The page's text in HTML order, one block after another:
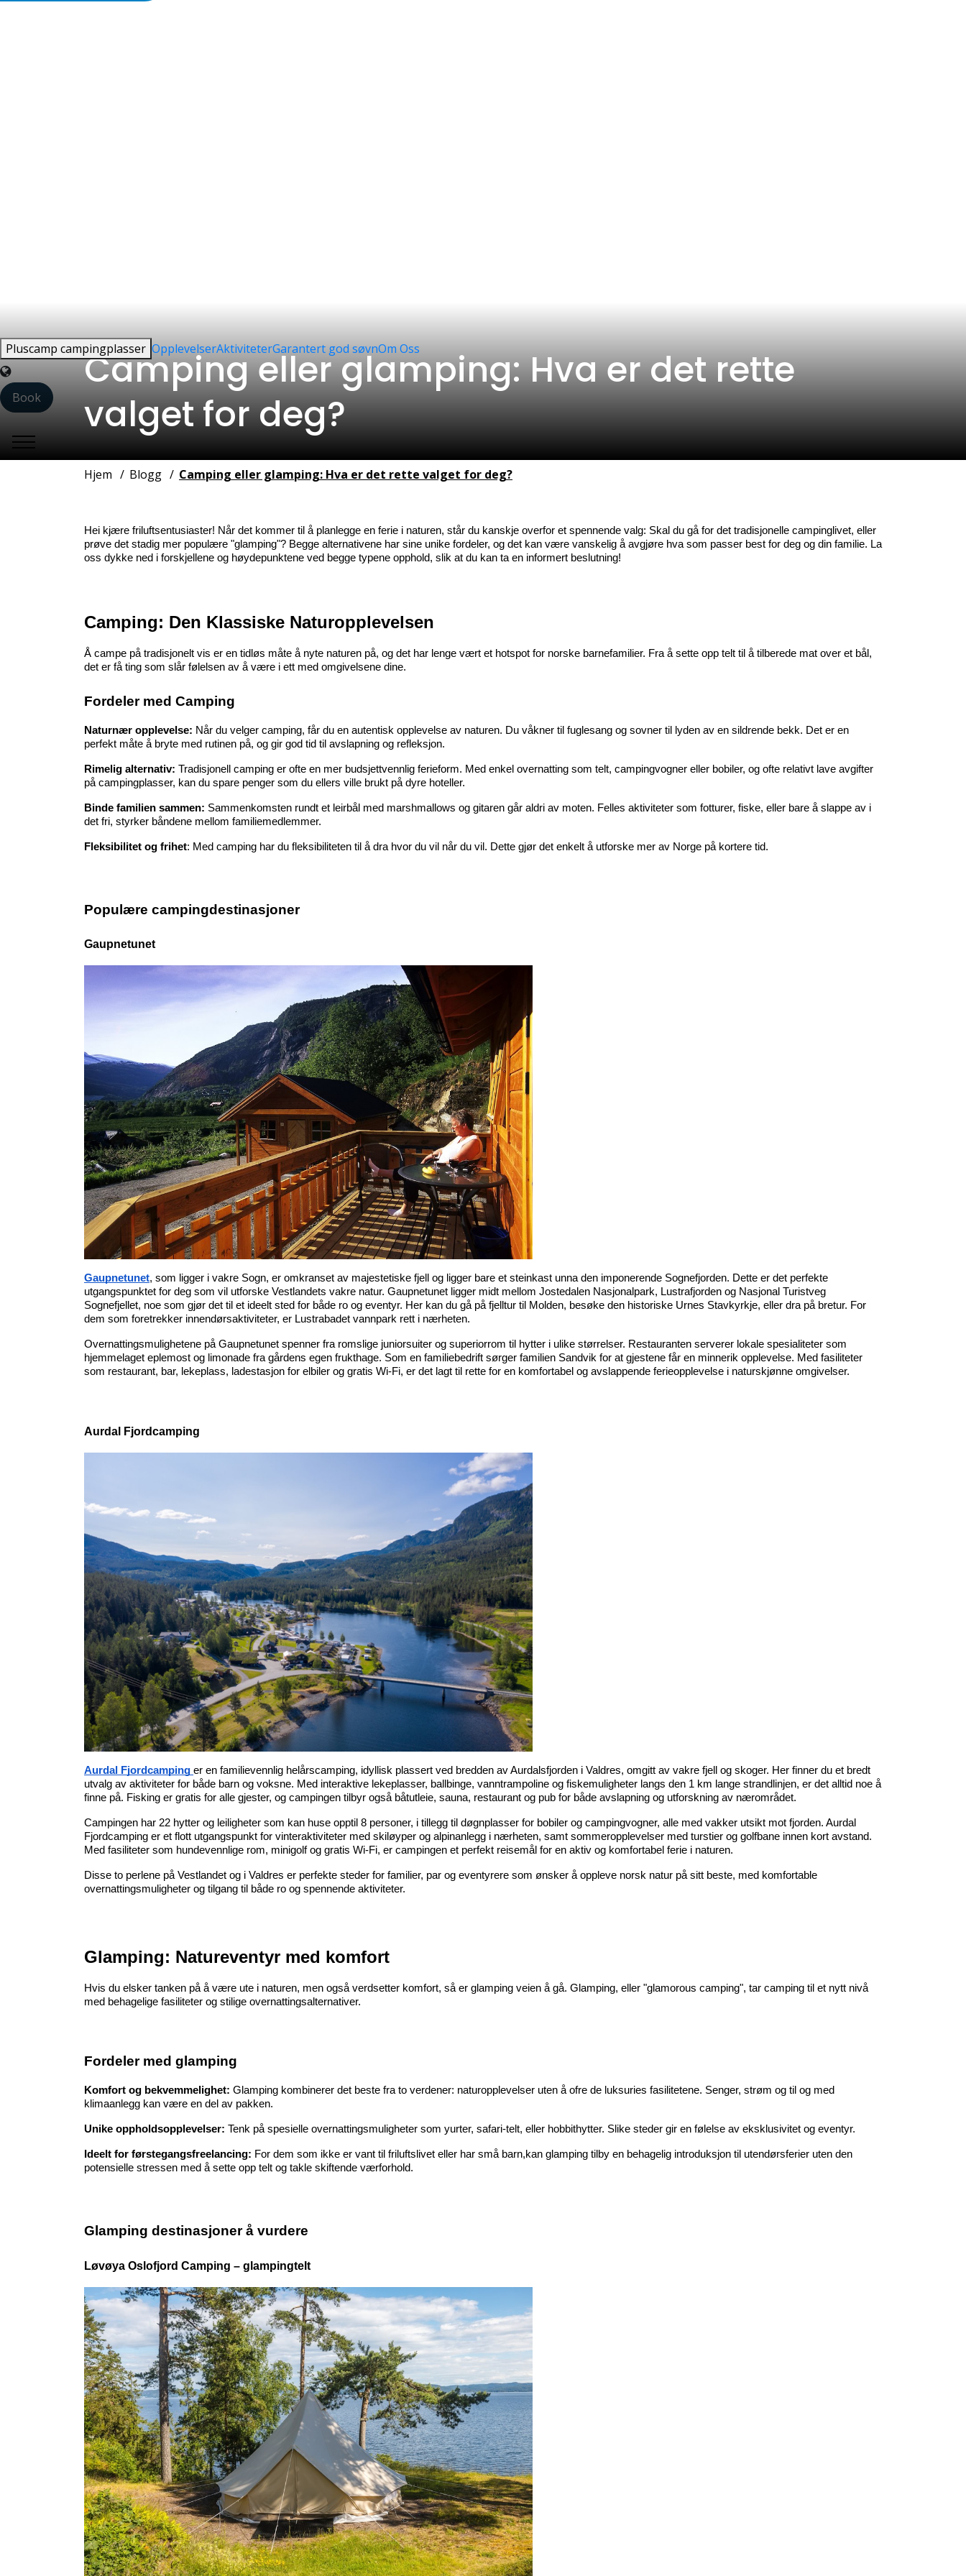
Pluscamp campingplasser OpplevelserAktiviteterGarantert god søvnOm Oss
Language
Book
Camping eller glamping: Hva er det rette
valget for deg?
Hjem Blogg Camping eller glamping: Hva er det rette valget for deg?
Hei kjære friluftsentusiaster! Når det kommer til å planlegge en ferie i naturen, står du kanskje overfor et spennende valg: Skal du gå for det tradisjonelle campinglivet, eller
prøve det stadig mer populære "glamping"? Begge alternativene har sine unike fordeler, og det kan være vanskelig å avgjøre hva som passer best for deg og din familie. La
oss dykke ned i forskjellene og høydepunktene ved begge typene opphold, slik at du kan ta en informert beslutning!
Camping: Den Klassiske Naturopplevelsen
Å campe på tradisjonelt vis er en tidløs måte å nyte naturen på, og det har lenge vært et hotspot for norske barnefamilier. Fra å sette opp telt til å tilberede mat over et bål,
det er få ting som slår følelsen av å være i ett med omgivelsene dine.
Fordeler med Camping
Naturnær opplevelse: Når du velger camping, får du en autentisk opplevelse av naturen. Du våkner til fuglesang og sovner til lyden av en sildrende bekk. Det er en
perfekt måte å bryte med rutinen på, og gir god tid til avslapning og refleksjon.
Rimelig alternativ: Tradisjonell camping er ofte en mer budsjettvennlig ferieform. Med enkel overnatting som telt, campingvogner eller bobiler, og ofte relativt lave avgifter
på campingplasser, kan du spare penger som du ellers ville brukt på dyre hoteller.
Binde familien sammen: Sammenkomsten rundt et leirbål med marshmallows og gitaren går aldri av moten. Felles aktiviteter som fotturer, fiske, eller bare å slappe av i
det fri, styrker båndene mellom familiemedlemmer.
Fleksibilitet og frihet: Med camping har du fleksibiliteten til å dra hvor du vil når du vil. Dette gjør det enkelt å utforske mer av Norge på kortere tid.
Populære campingdestinasjoner
Gaupnetunet
Gaupnetunet, som ligger i vakre Sogn, er omkranset av majestetiske fjell og ligger bare et steinkast unna den imponerende Sognefjorden. Dette er det perfekte
utgangspunktet for deg som vil utforske Vestlandets vakre natur. Gaupnetunet ligger midt mellom Jostedalen Nasjonalpark, Lustrafjorden og Nasjonal Turistveg
Sognefjellet, noe som gjør det til et ideelt sted for både ro og eventyr. Her kan du gå på fjelltur til Molden, besøke den historiske Urnes Stavkyrkje, eller dra på bretur. For
dem som foretrekker innendørsaktiviteter, er Lustrabadet vannpark rett i nærheten.
Overnattingsmulighetene på Gaupnetunet spenner fra romslige juniorsuiter og superiorrom til hytter i ulike størrelser. Restauranten serverer lokale spesialiteter som
hjemmelaget eplemost og limonade fra gårdens egen frukthage. Som en familiebedrift sørger familien Sandvik for at gjestene får en minnerik opplevelse. Med fasiliteter
som restaurant, bar, lekeplass, ladestasjon for elbiler og gratis Wi-Fi, er det lagt til rette for en komfortabel og avslappende ferieopplevelse i naturskjønne omgivelser.
Aurdal Fjordcamping
Aurdal Fjordcamping er en familievennlig helårscamping, idyllisk plassert ved bredden av Aurdalsfjorden i Valdres, omgitt av vakre fjell og skoger. Her finner du et bredt
utvalg av aktiviteter for både barn og voksne. Med interaktive lekeplasser, ballbinge, vanntrampoline og fiskemuligheter langs den 1 km lange strandlinjen, er det alltid noe å
finne på. Fisking er gratis for alle gjester, og campingen tilbyr også båtutleie, sauna, restaurant og pub for både avslapning og utforskning av nærområdet.
Campingen har 22 hytter og leiligheter som kan huse opptil 8 personer, i tillegg til døgnplasser for bobiler og campingvogner, alle med vakker utsikt mot fjorden. Aurdal
Fjordcamping er et flott utgangspunkt for vinteraktiviteter med skiløyper og alpinanlegg i nærheten, samt sommeropplevelser med turstier og golfbane innen kort avstand.
Med fasiliteter som hundevennlige rom, minigolf og gratis Wi-Fi, er campingen et perfekt reisemål for en aktiv og komfortabel ferie i naturen.
Disse to perlene på Vestlandet og i Valdres er perfekte steder for familier, par og eventyrere som ønsker å oppleve norsk natur på sitt beste, med komfortable
overnattingsmuligheter og tilgang til både ro og spennende aktiviteter.
Glamping: Natureventyr med komfort
Hvis du elsker tanken på å være ute i naturen, men også verdsetter komfort, så er glamping veien å gå. Glamping, eller "glamorous camping", tar camping til et nytt nivå
med behagelige fasiliteter og stilige overnattingsalternativer.
Fordeler med glamping
Komfort og bekvemmelighet: Glamping kombinerer det beste fra to verdener: naturopplevelser uten å ofre de luksuries fasilitetene. Senger, strøm og til og med
klimaanlegg kan være en del av pakken.
Unike oppholdsopplevelser: Tenk på spesielle overnattingsmuligheter som yurter, safari-telt, eller hobbithytter. Slike steder gir en følelse av eksklusivitet og eventyr.
Ideelt for førstegangsfreelancing: For dem som ikke er vant til friluftslivet eller har små barn,kan glamping tilby en behagelig introduksjon til utendørsferier uten den
potensielle stressen med å sette opp telt og takle skiftende værforhold.
Glamping destinasjoner å vurdere
Løvøya Oslofjord Camping – glampingtelt